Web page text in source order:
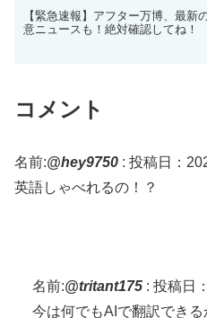
【緊急速報】アフター万博、最新
意ニュースも！絶対確認してね！
コメント
名前:@hey9750 : 投稿日：
英語しゃべれるの！？
名前:@tritant175 : 投稿日
今は何でもAIで翻訳でき